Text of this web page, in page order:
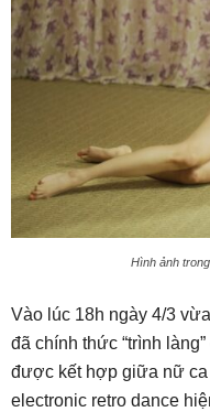
Hình ảnh
Vào lúc 18h ngày 4/3
đã chính thức “trình
được kết hợp giữa nữ
electronic retro dance